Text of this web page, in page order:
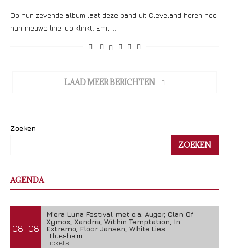
Op hun zevende album laat deze band uit Cleveland horen hoe
hun nieuwe line-up klinkt. Emil …
LAAD MEER BERICHTEN
Zoeken
ZOEKEN
AGENDA
08-08
M'era Luna Festival met o.a. Auger, Clan Of
Xymox, Xandria, Within Temptation, In
Extremo, Floor Jansen, White Lies
Hildesheim
Tickets